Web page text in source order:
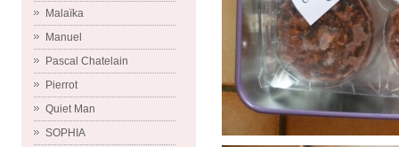
Malaïka
Manuel
Pascal Chatelain
Pierrot
Quiet Man
SOPHIA